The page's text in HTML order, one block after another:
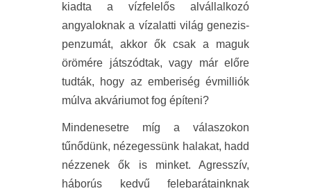
kiadta a vízfelelős alvállalkozó
angyaloknak a vízalatti világ genezis-
penzumát, akkor ők csak a maguk
örömére játszódtak, vagy már előre
tudták, hogy az emberiség évmilliók
múlva akváriumot fog építeni?
Mindenesetre míg a válaszokon
tűnődünk, nézegessünk halakat, hadd
nézzenek ők is minket. Agresszív,
háborús kedvű felebarátainknak